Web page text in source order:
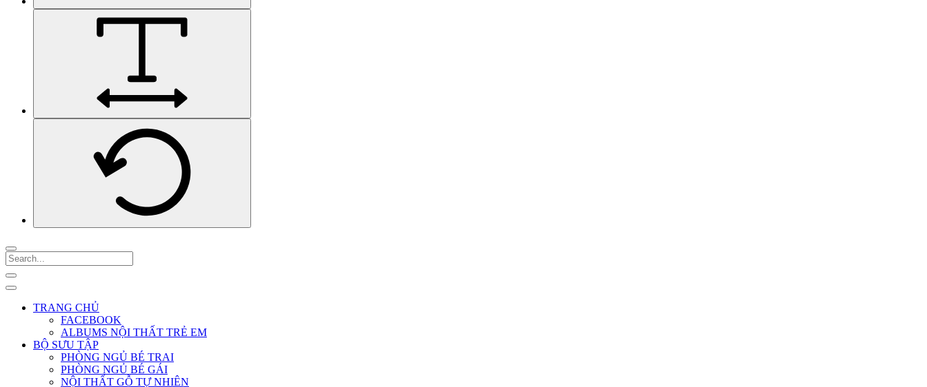
TRANG CHỦ
FACEBOOK
ALBUMS NỘI THẤT TRẺ EM
BỘ SƯU TẬP
PHÒNG NGỦ BÉ TRAI
PHÒNG NGỦ BÉ GÁI
NỘI THẤT GỖ TỰ NHIÊN